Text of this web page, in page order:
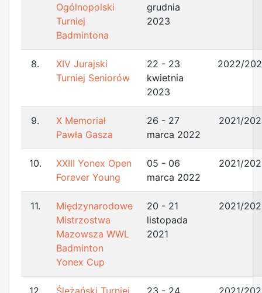
Ogólnopolski
Turniej
Badmintona
grudnia
2023
8.
XIV Jurajski
Turniej Seniorów
22 - 23
kwietnia
2023
2022/
9.
X Memoriał
Pawła Gasza
26 - 27
marca 2022
2021/
10.
XXIII Yonex Open
Forever Young
05 - 06
marca 2022
2021/
11.
Międzynarodowe
Mistrzostwa
Mazowsza WWL
Badminton
Yonex Cup
20 - 21
listopada
2021
2021/